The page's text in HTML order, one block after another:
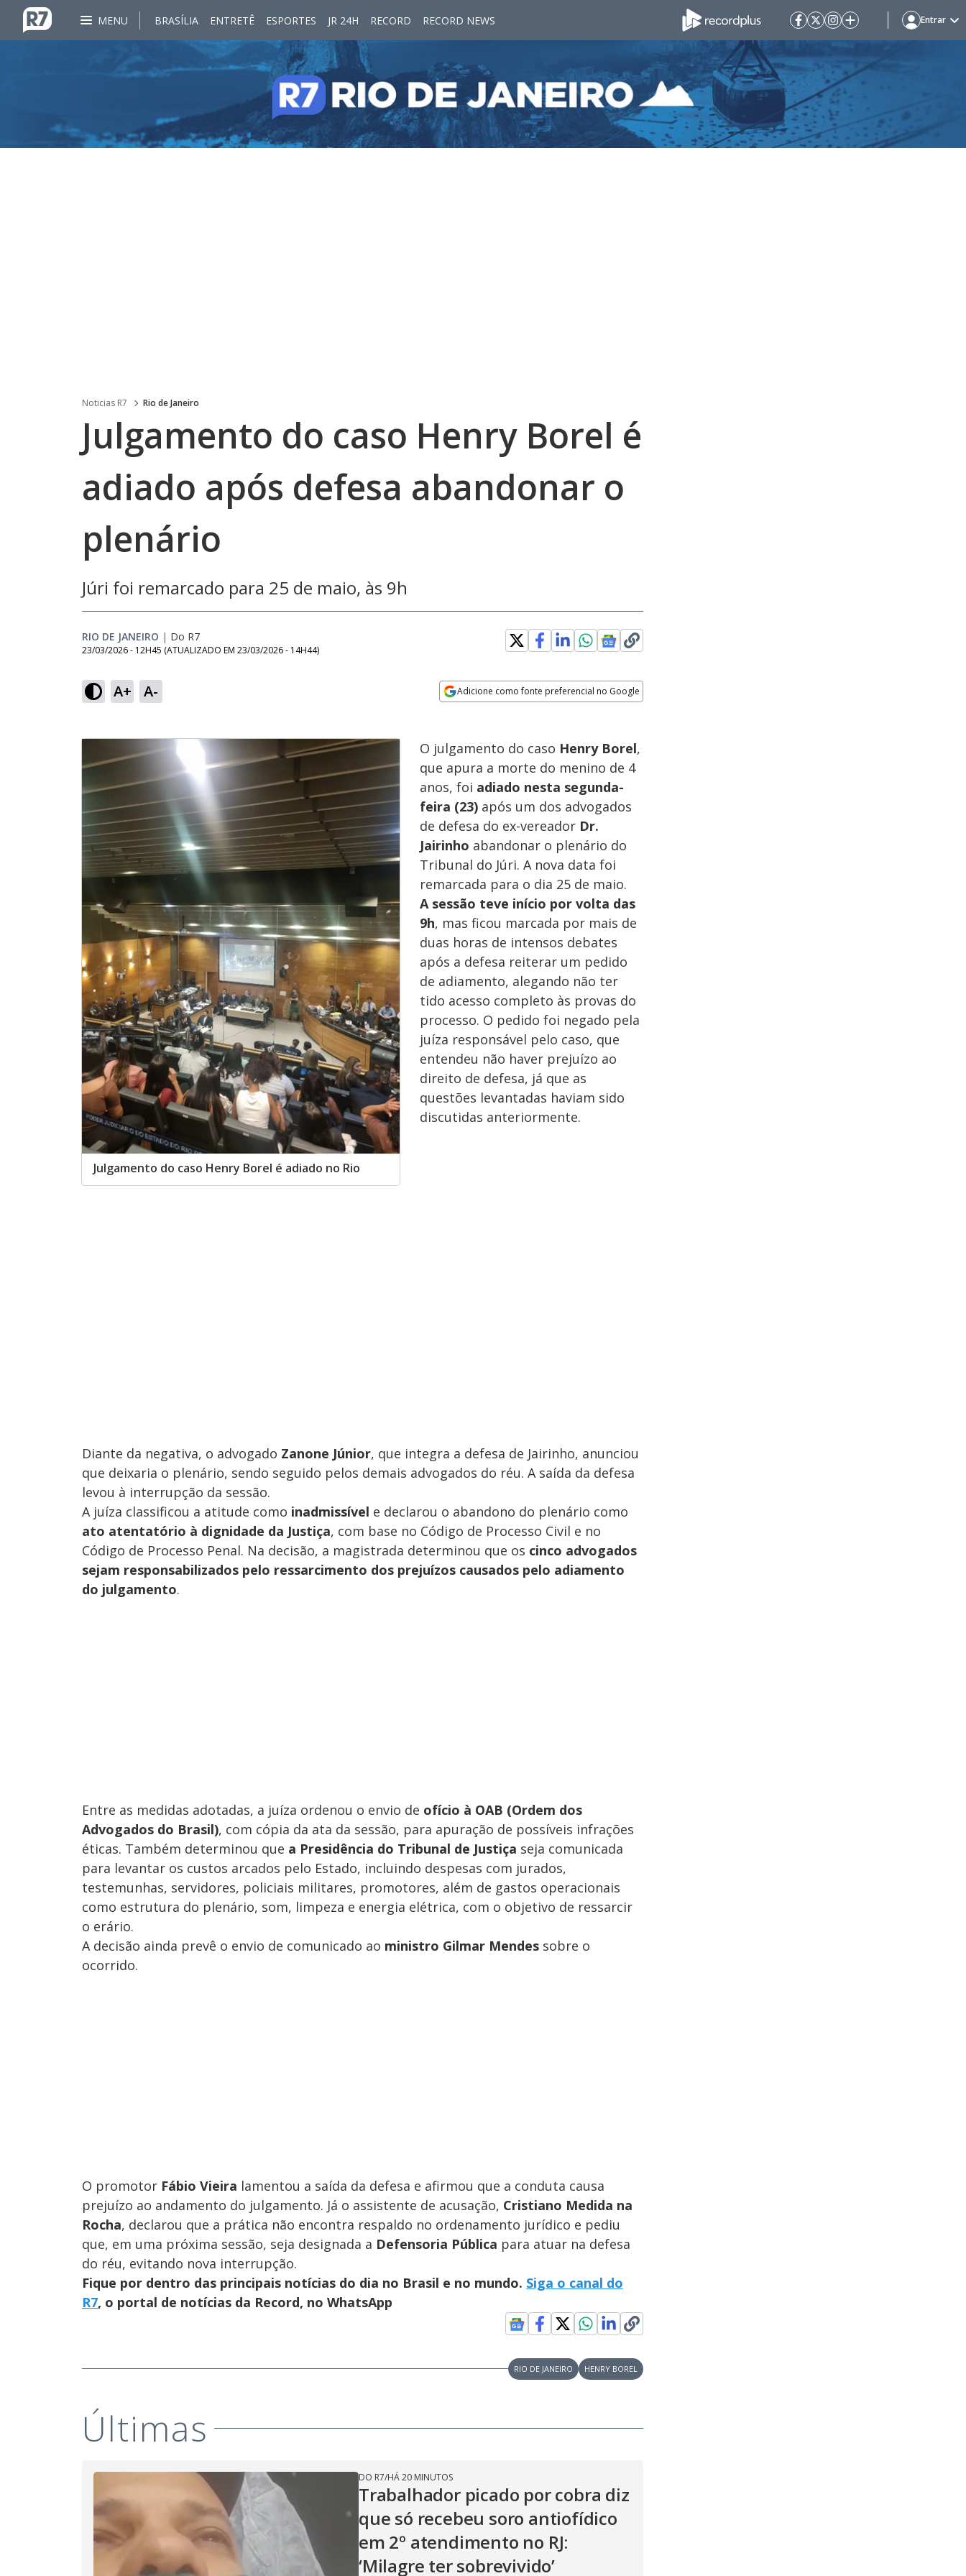
MENU BRASÍLIA ENTRETÊ ESPORTES JR 24H RECORD RECORD NEWS Entrar
Noticias R7 Rio de Janeiro
Julgamento do caso Henry Borel é
adiado após defesa abandonar o
plenário
Júri foi remarcado para 25 de maio, às 9h
RIO DE JANEIRO | Do R7
23/03/2026 - 12H45 (ATUALIZADO EM 23/03/2026 - 14H44)
A+ A- Adicione como fonte preferencial no Google
Julgamento do caso Henry Borel é adiado no Rio
O julgamento do caso Henry Borel,
que apura a morte do menino de 4
anos, foi adiado nesta segunda-
feira (23) após um dos advogados
de defesa do ex-vereador Dr.
Jairinho abandonar o plenário do
Tribunal do Júri. A nova data foi
remarcada para o dia 25 de maio.
A sessão teve início por volta das
9h, mas ficou marcada por mais de
duas horas de intensos debates
após a defesa reiterar um pedido
de adiamento, alegando não ter
tido acesso completo às provas do
processo. O pedido foi negado pela
juíza responsável pelo caso, que
entendeu não haver prejuízo ao
direito de defesa, já que as
questões levantadas haviam sido
discutidas anteriormente.
Diante da negativa, o advogado Zanone Júnior, que integra a defesa de Jairinho, anunciou
que deixaria o plenário, sendo seguido pelos demais advogados do réu. A saída da defesa
levou à interrupção da sessão.
A juíza classificou a atitude como inadmissível e declarou o abandono do plenário como
ato atentatório à dignidade da Justiça, com base no Código de Processo Civil e no
Código de Processo Penal. Na decisão, a magistrada determinou que os cinco advogados
sejam responsabilizados pelo ressarcimento dos prejuízos causados pelo adiamento
do julgamento.
Entre as medidas adotadas, a juíza ordenou o envio de ofício à OAB (Ordem dos
Advogados do Brasil), com cópia da ata da sessão, para apuração de possíveis infrações
éticas. Também determinou que a Presidência do Tribunal de Justiça seja comunicada
para levantar os custos arcados pelo Estado, incluindo despesas com jurados,
testemunhas, servidores, policiais militares, promotores, além de gastos operacionais
como estrutura do plenário, som, limpeza e energia elétrica, com o objetivo de ressarcir
o erário.
A decisão ainda prevê o envio de comunicado ao ministro Gilmar Mendes sobre o
ocorrido.
O promotor Fábio Vieira lamentou a saída da defesa e afirmou que a conduta causa
prejuízo ao andamento do julgamento. Já o assistente de acusação, Cristiano Medida na
Rocha, declarou que a prática não encontra respaldo no ordenamento jurídico e pediu
que, em uma próxima sessão, seja designada a Defensoria Pública para atuar na defesa
do réu, evitando nova interrupção.
Fique por dentro das principais notícias do dia no Brasil e no mundo. Siga o canal do
R7, o portal de notícias da Record, no WhatsApp
RIO DE JANEIRO HENRY BOREL
Últimas
DO R7/HÁ 20 MINUTOS
Trabalhador picado por cobra diz
que só recebeu soro antiofídico
em 2º atendimento no RJ:
‘Milagre ter sobrevivido’